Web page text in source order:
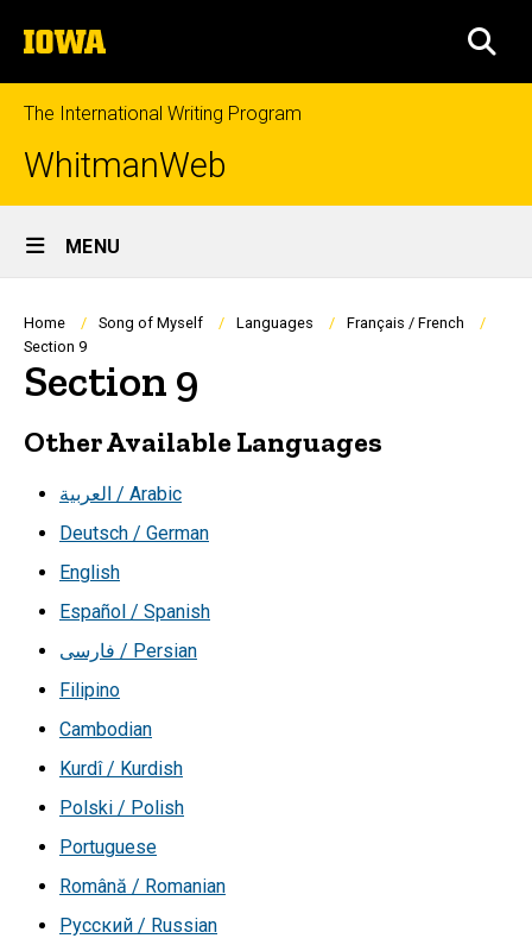
to
content
The
University
of
Iowa
The International Writing Program
WhitmanWeb
Site
Main
Navigation
MENU
Breadcrumb
Home Song of Myself Languages
Français / French
Section 9
Section 9
Other Available Languages
العربية / Arabic
Deutsch / German
English
Español / Spanish
فارسی / Persian
Filipino
Cambodian
Kurdî / Kurdish
Polski / Polish
Portuguese
Română / Romanian
Русский / Russian